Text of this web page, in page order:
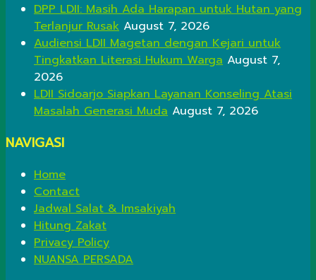
DPP LDII: Masih Ada Harapan untuk Hutan yang
Terlanjur Rusak August 7, 2026
Audiensi LDII Magetan dengan Kejari untuk
Tingkatkan Literasi Hukum Warga August 7,
2026
LDII Sidoarjo Siapkan Layanan Konseling Atasi
Masalah Generasi Muda August 7, 2026
NAVIGASI
Home
Contact
Jadwal Salat & Imsakiyah
Hitung Zakat
Privacy Policy
NUANSA PERSADA